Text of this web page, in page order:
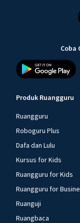
Coba
Produk Ruangguru
Ruangguru
Roboguru Plus
Dafa dan Lulu
Kursus for Kids
Ruangguru for Kids
Ruangguru for
Ruanguji
Ruangbaca